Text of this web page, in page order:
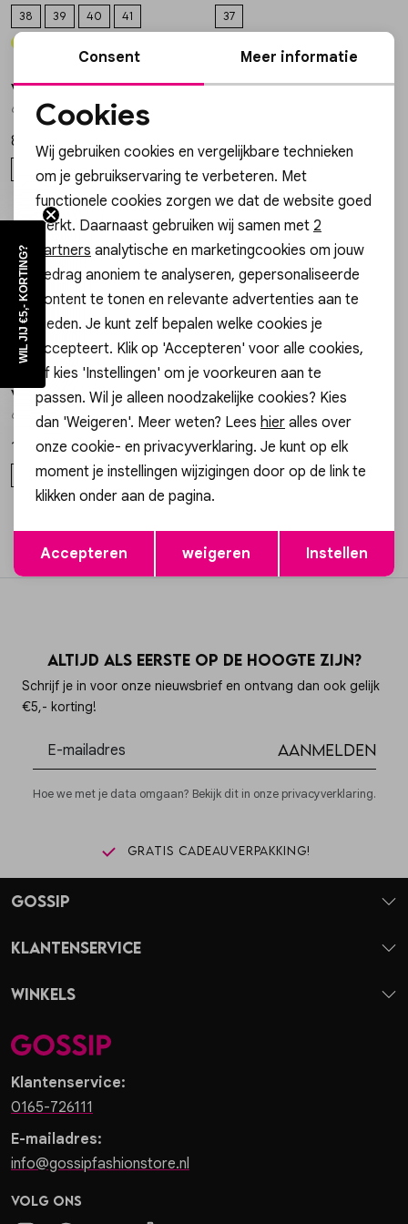
Vesten
Lingerie
38 39 40 41 37
Via Vai
84,98 169,95
Gossip
30,00
36 38
50%
Gossip
1.24.49.016.01 SNEAKER MAE
30,00 59,99
36 38 39
1 /2
Gossip
1.24.49.319.01 SNEAKER MICKY
59,95
40
/2
Via Vai
159,95
41
filter
Altijd als eerste op de hoogte zijn?
Schrijf je in voor onze nieuwsbrief en ontvang dan ook gelijk
€5,- korting!
Aanmelden
Hoe we met je data omgaan? Bekijk dit in onze privacyverklaring.
Gratis cadeauverpakking!
Klantenservice:
0165-726111
E-mailadres:
info@gossipfashionstore.nl
Volg ons
Gossip
Klantenservice
Winkels
Noodzakelijke cookies
Personalisatie cookies
Analytische cookies
Marketing cookies
Opslaan
Consent Meer informatie
Cookies
Wij gebruiken cookies en vergelijkbare technieken
om je gebruikservaring te verbeteren. Met
functionele cookies zorgen we dat de website goed
werkt. Daarnaast gebruiken wij samen met 2
partners analytische en marketingcookies om jouw
gedrag anoniem te analyseren, gepersonaliseerde
content te tonen en relevante advertenties aan te
bieden. Je kunt zelf bepalen welke cookies je
accepteert. Klik op 'Accepteren' voor alle cookies,
of kies 'Instellingen' om je voorkeuren aan te
passen. Wil je alleen noodzakelijke cookies? Kies
dan 'Weigeren'. Meer weten? Lees hier alles over
onze cookie- en privacyverklaring. Je kunt op elk
moment je instellingen wijzigingen door op de link te
klikken onder aan de pagina.
Accepteren weigeren Instellen
WIL JIJ €5,- KORTING?